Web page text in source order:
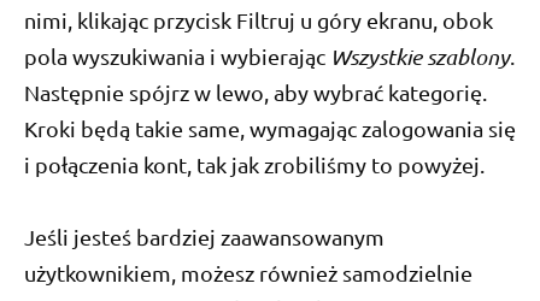
nimi, klikając przycisk Filtruj u góry ekranu, obok
pola wyszukiwania i wybierając Wszystkie szablony.
Następnie spójrz w lewo, aby wybrać kategorię.
Kroki będą takie same, wymagając zalogowania się
i połączenia kont, tak jak zrobiliśmy to powyżej.
Jeśli jesteś bardziej zaawansowanym
użytkownikiem, możesz również samodzielnie